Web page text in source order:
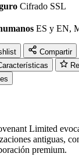
Cifrado SSL
ES y EN,
Compartir
Limited
antiguas,
premium.